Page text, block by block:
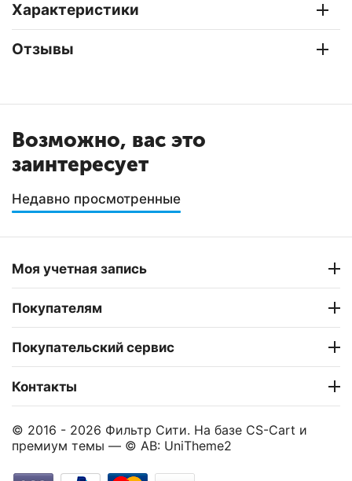
Характеристики
Отзывы
Возможно, вас это
заинтересует
Недавно просмотренные
Моя учетная запись
Покупателям
Покупательский сервис
Контакты
© 2016 - 2026 Фильтр Сити. На базе CS-Cart и
премиум темы — © AB: UniTheme2